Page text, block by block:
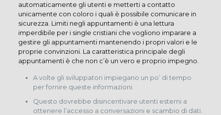
automaticamente gli utenti e metterti a contatto
unicamente con coloro i quali è possibile comunicare in
sicurezza. Limiti negli appuntamenti è una lettura
imperdibile per i single cristiani che vogliono imparare a
gestire gli appuntamenti mantenendo i propri valori e le
proprie convinzioni. La caratteristica principale degli
appuntamenti è che non c’è un vero e proprio impegno.
A volte gli sviluppatori impiegano un po’ di tempo
per fornire queste informazioni.
Questo dovrebbe disincentivare utenti esterni a
ottenere l’accesso a conversazioni e scambio di dati.